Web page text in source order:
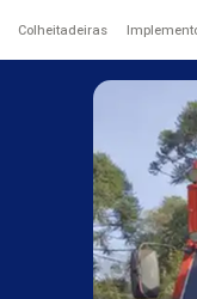
Colheitadeiras